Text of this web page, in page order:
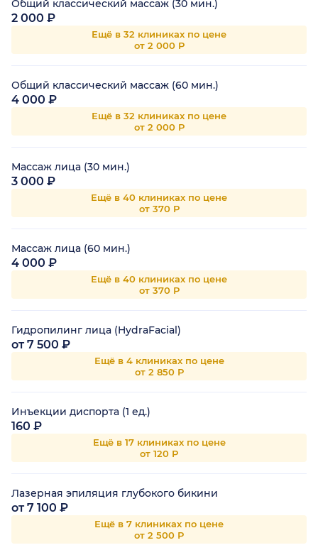
Общий классический массаж (30 мин.)
2 000 ₽
Ещё в 32 клиниках по цене
от 2 000 Р
Общий классический массаж (60 мин.)
4 000 ₽
Ещё в 32 клиниках по цене
от 2 000 Р
Массаж лица (30 мин.)
3 000 ₽
Ещё в 40 клиниках по цене
от 370 Р
Массаж лица (60 мин.)
4 000 ₽
Ещё в 40 клиниках по цене
от 370 Р
Гидропилинг лица (HydraFacial)
от 7 500 ₽
Ещё в 4 клиниках по цене
от 2 850 Р
Инъекции диспорта (1 ед.)
160 ₽
Ещё в 17 клиниках по цене
от 120 Р
Лазерная эпиляция глубокого бикини
от 7 100 ₽
Ещё в 7 клиниках по цене
от 2 500 Р